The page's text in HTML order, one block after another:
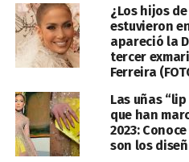
¿Los hijos
estuvieron
apareció la
tercer
Ferreira
Las uñas
que han
2023:
son los